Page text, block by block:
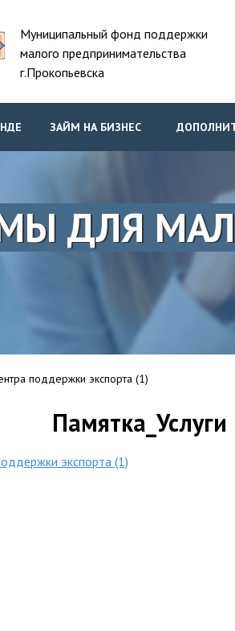
Муниципальный фонд поддержки
малого предпринимательства
г.Прокопьевска
ЗАЙМ НА БИЗНЕС
ДЛЯ
поддержки экспорта (1)
экспорта (1)